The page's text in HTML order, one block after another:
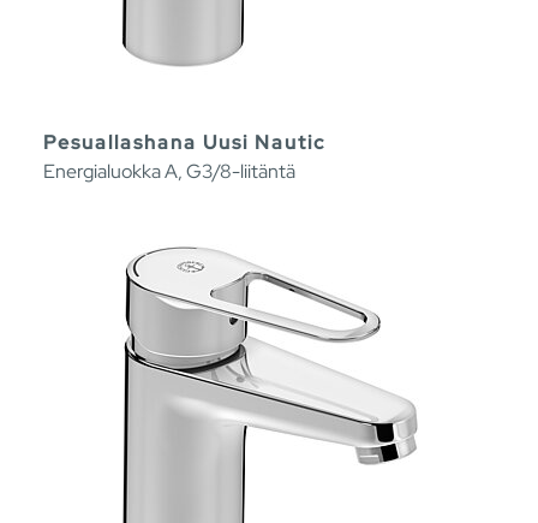
Pesuallashana Uusi Nautic
Energialuokka A, G3/8-liitäntä